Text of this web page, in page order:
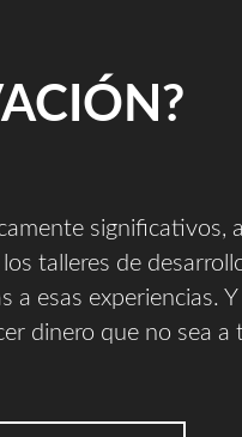
significativos,
talleres de
a esas experiencias.
dinero que no sea a